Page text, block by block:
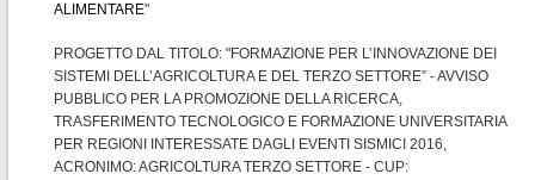
ALIMENTARE"
PROGETTO DAL TITOLO: "FORMAZIONE PER L’INNOVAZIONE DEI
SISTEMI DELL’AGRICOLTURA E DEL TERZO SETTORE” - AVVISO
PUBBLICO PER LA PROMOZIONE DELLA RICERCA,
TRASFERIMENTO TECNOLOGICO E FORMAZIONE UNIVERSITARIA
PER REGIONI INTERESSATE DAGLI EVENTI SISMICI 2016,
ACRONIMO: AGRICOLTURA TERZO SETTORE - CUP: